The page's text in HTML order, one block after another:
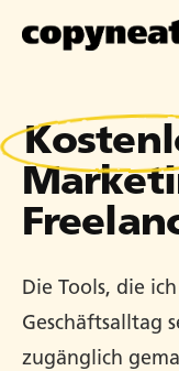
Die Tools, die
Geschäftsalltag
zugänglich